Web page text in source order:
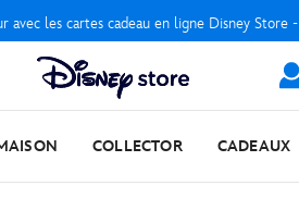
avec les cartes cadeau en ligne Disney Store -
COLLECTOR CADEAUX